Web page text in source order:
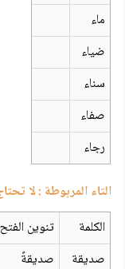
ماء
ضياء
سناء
صفاء
رجاء
التاء المربوطة : لا
الكلمة
تنوين الفتح
صديقة
صديقةً